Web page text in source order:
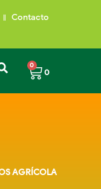
Contacto
0
0
AGRÍCOLA